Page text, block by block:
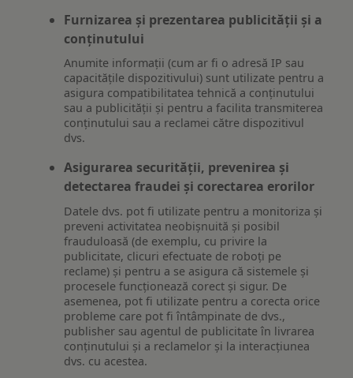
Furnizarea și prezentarea publicității și a
conținutului
Anumite informații (cum ar fi o adresă IP sau
capacitățile dispozitivului) sunt utilizate pentru a
asigura compatibilitatea tehnică a conținutului
sau a publicității și pentru a facilita transmiterea
conținutului sau a reclamei către dispozitivul
dvs.
Asigurarea securității, prevenirea și
detectarea fraudei și corectarea erorilor
Datele dvs. pot fi utilizate pentru a monitoriza și
preveni activitatea neobișnuită și posibil
frauduloasă (de exemplu, cu privire la
publicitate, clicuri efectuate de roboți pe
reclame) și pentru a se asigura că sistemele și
procesele funcționează corect și sigur. De
asemenea, pot fi utilizate pentru a corecta orice
probleme care pot fi întâmpinate de dvs.,
publisher sau agentul de publicitate în livrarea
conținutului și a reclamelor și la interacțiunea
dvs. cu acestea.